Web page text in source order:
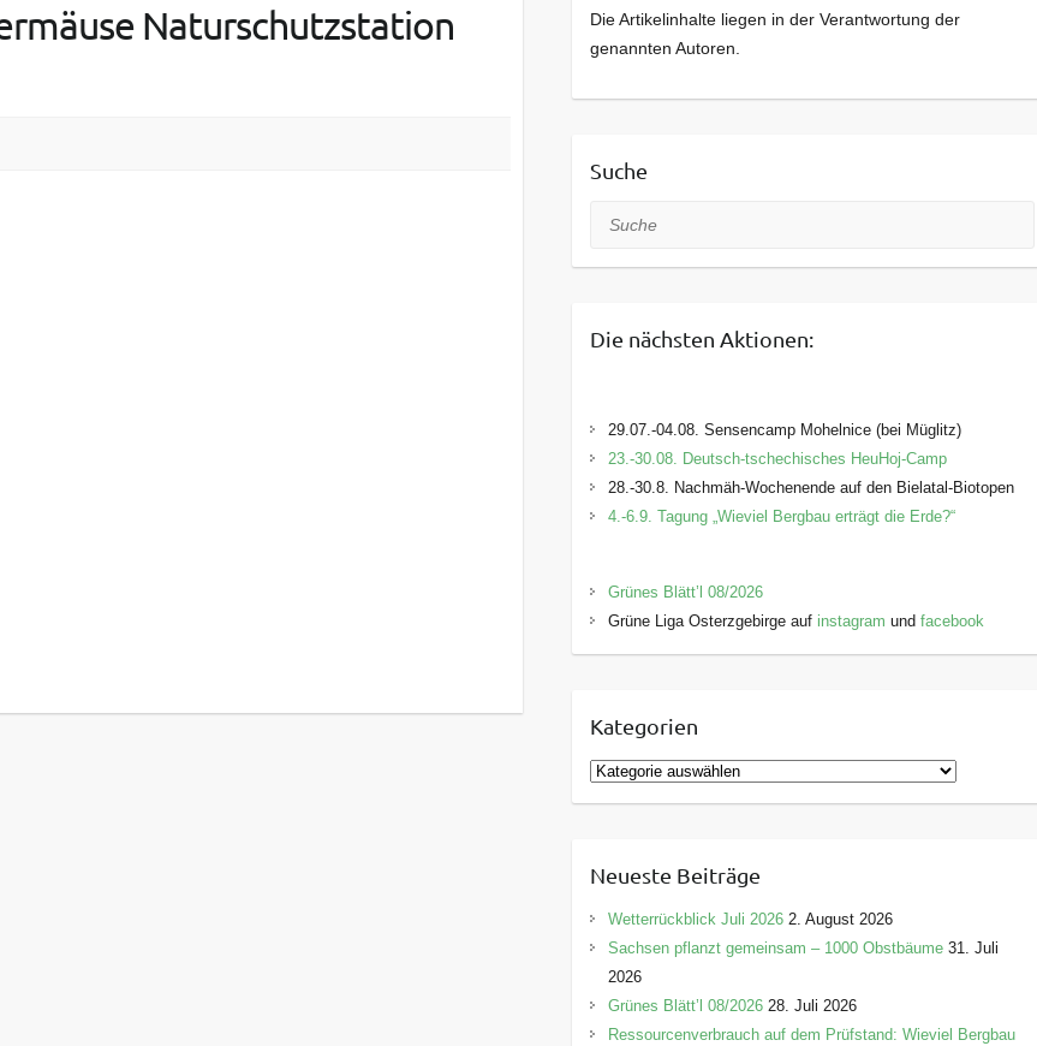
Naturschutzstation
Die Artikelinhalte liegen in der Verantwortung der
genannten Autoren.
Suche
Suche
Die nächsten Aktionen:
29.07.-04.08. Sensencamp Mohelnice (bei Müglitz)
23.-30.08. Deutsch-tschechisches HeuHoj-Camp
28.-30.8. Nachmäh-Wochenende auf den Bielatal-Biotopen
4.-6.9. Tagung „Wieviel Bergbau erträgt die Erde?“
Grünes Blätt’l 08/2026
Grüne Liga Osterzgebirge auf instagram und facebook
Kategorien
K
a
g
o
r
e
n
Neueste Beiträge
Wetterrückblick Juli 2026 2. August 2026
Sachsen pflanzt gemeinsam – 1000 Obstbäume 31. Juli
2026
Grünes Blätt’l 08/2026 28. Juli 2026
Ressourcenverbrauch auf dem Prüfstand: Wieviel Bergbau